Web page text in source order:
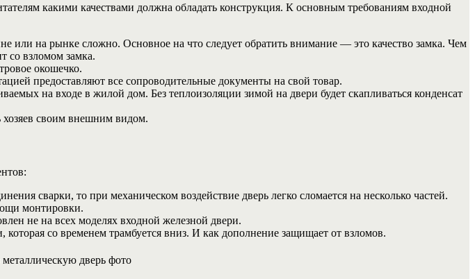
какими качествами должна обладать конструкция. К основным требованиям входной
или на рынке сложно. Основное на что следует обратить внимание — это качество замка. Чем
со взломом замка.
окошечко.
предоставляют все сопроводительные документы на свой товар.
на входе в жилой дом. Без теплоизоляции зимой на двери будет скапливаться конденсат
хозяев своим внешним видом.
сварки, то при механическом воздействие дверь легко сломается на несколько частей.
монтировки.
не на всех моделях входной железной двери.
со временем трамбуется вниз. И как дополнение защищает от взломов.